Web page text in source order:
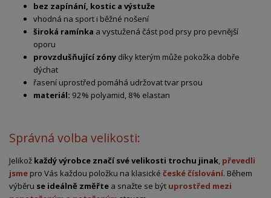
bez zapínání, kostic a výstuže
vhodná na sport i běžné nošení
široká ramínka a vystužená část pod prsy pro pevnější
oporu
provzdušňující zóny díky kterým může pokožka dobře
dýchat
řasení uprostřed pomáhá udržovat tvar prsou
materiál: 92% polyamid, 8% elastan
Správná volba velikosti:
Jelikož každý výrobce značí své velikosti trochu jinak, převedli
jsme pro Vás každou položku na klasické české číslování. Během
výběru se ideálně změřte a snažte se být uprostřed mezi